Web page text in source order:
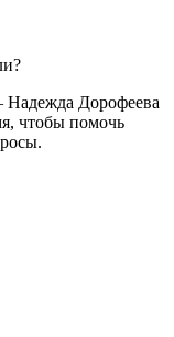
Надежда Дорофеева
чтобы помочь